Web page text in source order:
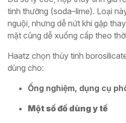
tinh thường (soda–lime). Loại
nguội, nhưng dễ nứt khi gặp
mặt cũng dễ xuống cấp theo
Haatz chọn thủy tinh
dùng cho:
Ống nghiệm, dụng cụ
Một số đồ dùng y tế